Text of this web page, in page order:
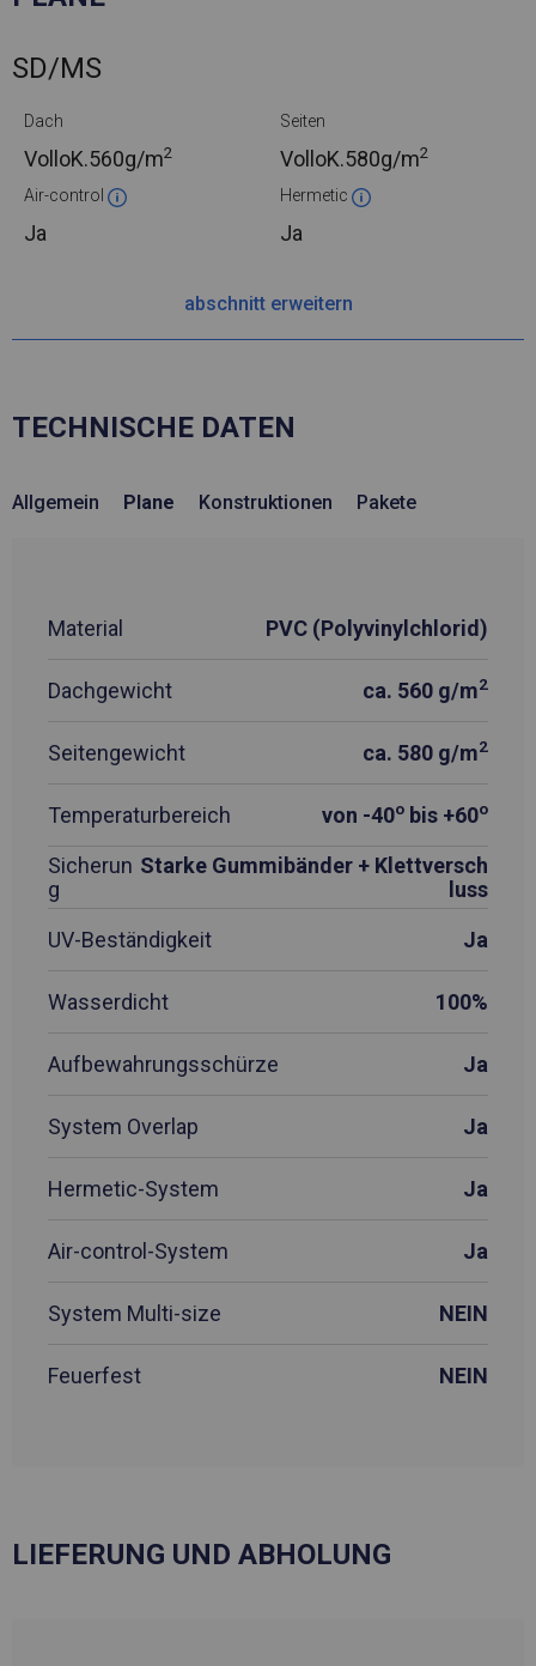
SD/MS
Dach
VolloK.560g/m2
Seiten
VolloK.580g/m2
Air-control
Ja
Hermetic
Ja
abschnitt erweitern
TECHNISCHE DATEN
Allgemein Plane Konstruktionen Pakete
Material PVC (Polyvinylchlorid)
Dachgewicht ca. 560 g/m2
Seitengewicht ca. 580 g/m2
Temperaturbereich von -40o bis +60o
Sicherun
g
Starke Gummibänder + Klettversch
luss
UV-Beständigkeit
Ja
Wasserdicht 100%
Aufbewahrungsschürze Ja
System Overlap Ja
Hermetic-System Ja
Air-control-System Ja
System Multi-size NEIN
Feuerfest NEIN
LIEFERUNG UND ABHOLUNG